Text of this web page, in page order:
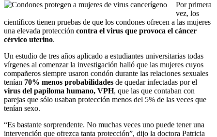
Por primera
vez, los
científicos tienen pruebas de que los condones ofrecen a las mujeres
una elevada protección contra el virus que provoca el cáncer
cérvico uterino.
Un estudio de tres años aplicado a estudiantes universitarias todas
vírgenes al comenzar la investigación halló que las mujeres cuyos
compañeros siempre usaron condón durante las relaciones sexuales
tenían 70% menos probabilidades de quedar infectadas por el
virus del papiloma humano, VPH, que las que contaban con
parejas que sólo usaban protección menos del 5% de las veces que
tenían sexo.
“Es bastante sorprendente. No muchas veces uno puede tener una
intervención que ofrezca tanta protección”, dijo la doctora Patricia